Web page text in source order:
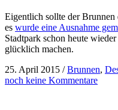
Eigentlich sollte der
es wurde eine Ausnahme
Stadtpark schon heute
glücklich machen.
25. April 2015 /Brunnen,
noch keine Kommentare